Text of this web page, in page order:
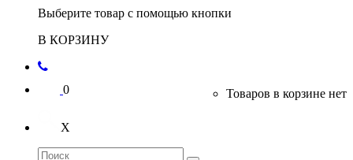
Выберите товар с помощью кнопки
В КОРЗИНУ
0 Товаров в корзине нет
X